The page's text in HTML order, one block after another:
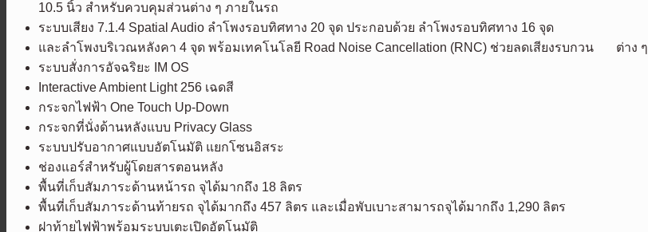
10.5 นิ้ว สำหรับควบคุมส่วนต่าง ๆ ภายในรถ
ระบบเสียง 7.1.4 Spatial Audio ลำโพงรอบทิศทาง 20 จุด ประกอบด้วย ลำโพงรอบทิศทาง 16 จุด
และลำโพงบริเวณหลังคา 4 จุด พร้อมเทคโนโลยี Road Noise Cancellation (RNC) ช่วยลดเสียงรบกวน ต่าง ๆ
ระบบสั่งการอัจฉริยะ IM OS
Interactive Ambient Light 256 เฉดสี
กระจกไฟฟ้า One Touch Up-Down
กระจกที่นั่งด้านหลังแบบ Privacy Glass
ระบบปรับอากาศแบบอัตโนมัติ แยกโซนอิสระ
ช่องแอร์สำหรับผู้โดยสารตอนหลัง
พื้นที่เก็บสัมภาระด้านหน้ารถ จุได้มากถึง 18 ลิตร
พื้นที่เก็บสัมภาระด้านท้ายรถ จุได้มากถึง 457 ลิตร และเมื่อพับเบาะสามารถจุได้มากถึง 1,290 ลิตร
ฝาท้ายไฟฟ้าพร้อมระบบเตะเปิดอัตโนมัติ